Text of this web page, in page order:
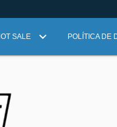
SALE POLÍTICA DE